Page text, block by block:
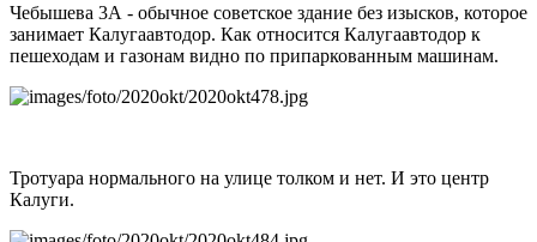
Чебышева 3А - обычное советское здание без изысков, которое
занимает Калугаавтодор. Как относится Калугаавтодор к
пешеходам и газонам видно по припаркованным машинам.
Тротуара нормального на улице толком и нет. И это центр
Калуги.